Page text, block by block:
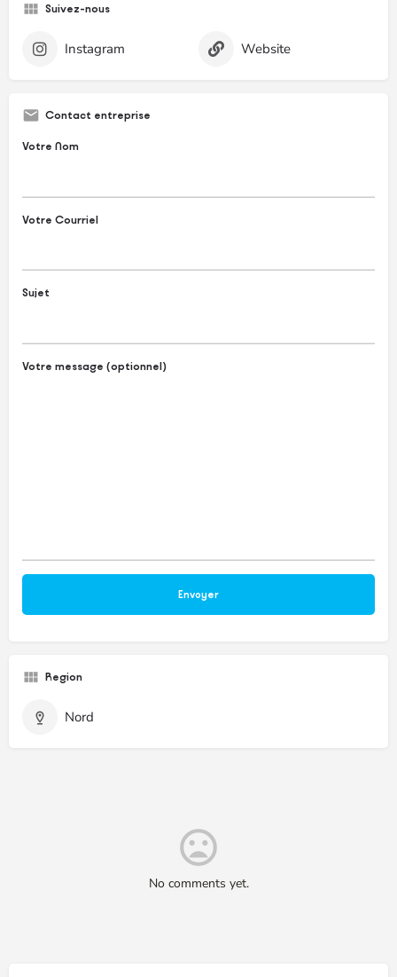
Suivez-nous
Instagram Website
Contact entreprise
Votre Nom
Votre Courriel
Sujet
Votre message (optionnel)
Region
Nord
No comments yet.